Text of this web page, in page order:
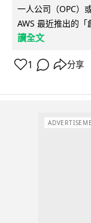
一人公司（OPC）
AWS 最近推出的
讀全文
1 分享